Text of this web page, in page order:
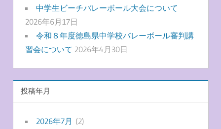
中学生ビーチバレーボール大会について
2026年6月17日
令和８年度徳島県中学校バレーボール審判講
習会について 2026年4月30日
投稿年月
2026年7月 (2)